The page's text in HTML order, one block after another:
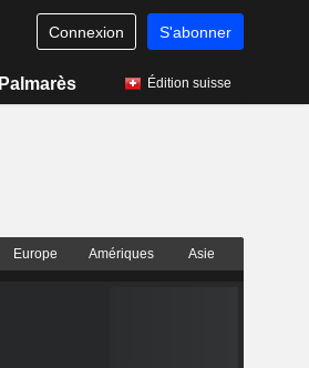
Connexion S'abonner
Palmarès Édition suisse
Europe Amériques Asie